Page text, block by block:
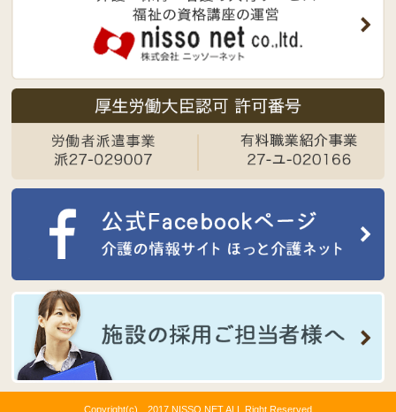
Copyright(c) 2017 NISSO NET ALL Right Reserved